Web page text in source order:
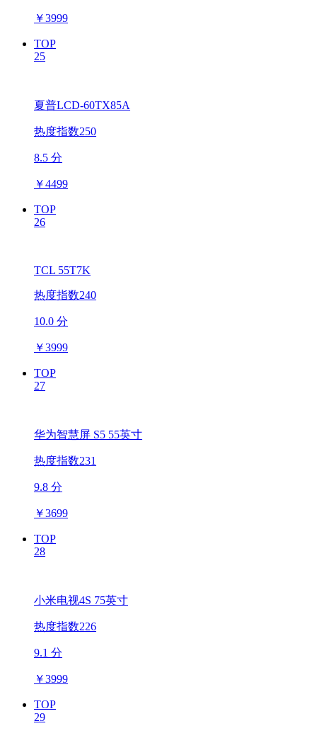
￥3999
TOP
25
夏普LCD-60TX85A
热度指数250
8.5 分
￥4499
TOP
26
TCL 55T7K
热度指数240
10.0 分
￥3999
TOP
27
华为智慧屏 S5 55英寸
热度指数231
9.8 分
￥3699
TOP
28
小米电视4S 75英寸
热度指数226
9.1 分
￥3999
TOP
29